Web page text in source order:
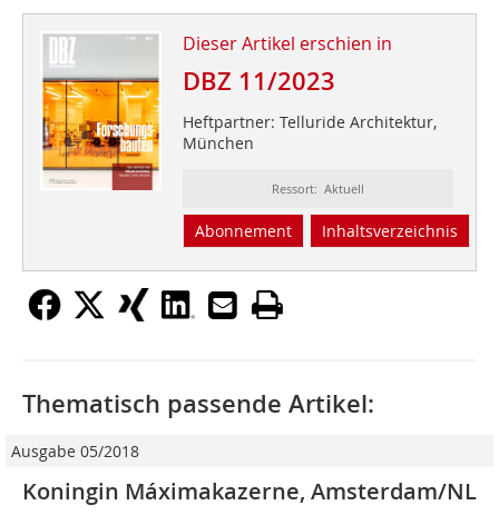
Dieser Artikel erschien in
DBZ 11/2023
Heftpartner: Telluride Architektur,
München
Ressort: Aktuell
Abonnement Inhaltsverzeichnis
Thematisch passende Artikel:
Ausgabe 05/2018
Koningin Máximakazerne, Amsterdam/NL